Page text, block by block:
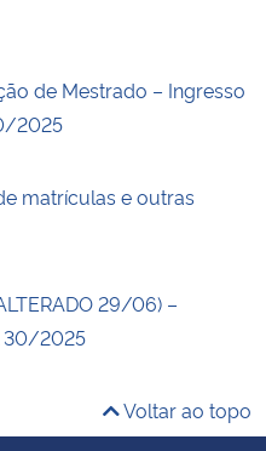
de Mestrado – Ingresso
2025
matrículas e outras
29/06) –
30/2025
Voltar ao topo